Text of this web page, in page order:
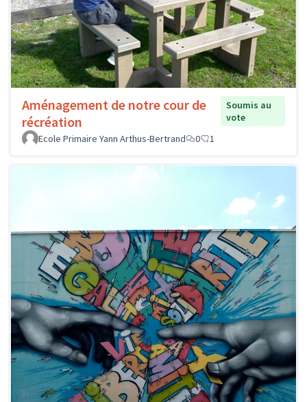
Aménagement de notre cour de
récréation
Soumis au
vote
Ecole Primaire Yann Arthus-Bertrand
0 1